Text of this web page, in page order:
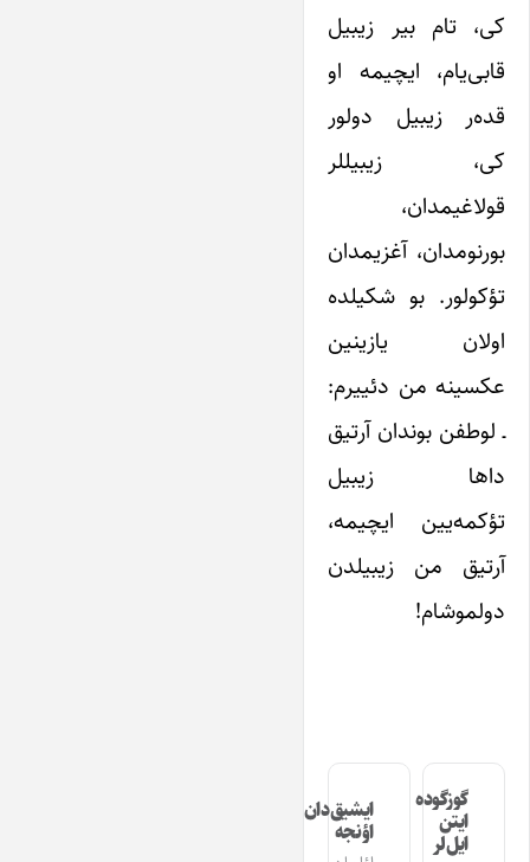
کی، تام بیر زیبیل
قابی‌یام، ایچیمه او
قده‌ر زیبیل دولور
کی، زیبیللر
قولاغیمدان،
بورنومدان، آغزیمدان
تؤکولور. بو شکیلده
اولان یازینین
عکسینه من دئییرم:
ـ لوطفن بوندان آرتیق
داها زیبیل
تؤکمه‌یین ایچیمه،
آرتیق من زیبیلدن
دولموشام!
گوزگوده
ایتن
ایل‌لر
ایشیق‌دان
اؤنجه